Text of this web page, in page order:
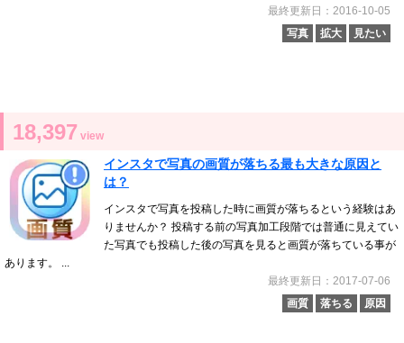
最終更新日：2016-10-05
写真
拡大 見たい
18,397 view
インスタで写真の画質が落ちる最も大きな原因と
は？
インスタで写真を投稿した時に画質が落ちるという経験はあ
りませんか？ 投稿する前の写真加工段階では普通に見えてい
た写真でも投稿した後の写真を見ると画質が落ちている事が
あります。 ...
最終更新日：2017-07-06
画質
落ちる 原因